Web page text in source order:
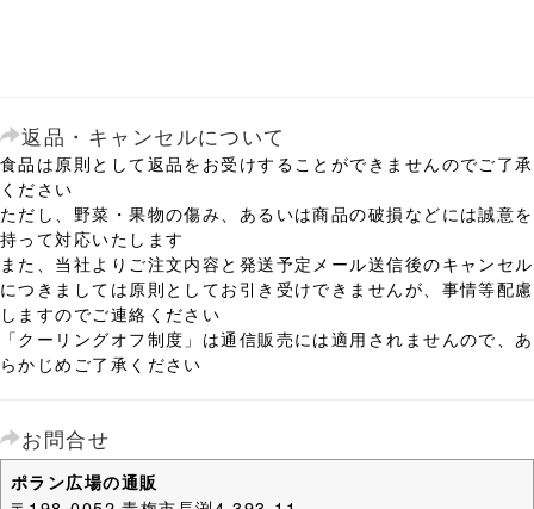
返品・キャンセルについて
食品は原則として返品をお受けすることができませんのでご了承
ください
ただし、野菜・果物の傷み、あるいは商品の破損などには誠意を
持って対応いたします
また、当社よりご注文内容と発送予定メール送信後のキャンセル
につきましては原則としてお引き受けできませんが、事情等配慮
しますのでご連絡ください
「クーリングオフ制度」は通信販売には適用されませんので、あ
らかじめご了承ください
お問合せ
ポラン広場の通販